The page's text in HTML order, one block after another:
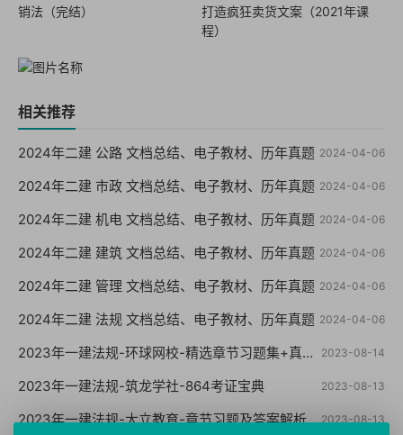
销法（完结）
打造疯狂卖货文案（2021年课
程）
相关推荐
2024-04-06
2024年二建 公路 文档总结、电子教材、历年真题
2024-04-06
2024年二建 市政 文档总结、电子教材、历年真题
2024-04-06
2024年二建 机电 文档总结、电子教材、历年真题
2024-04-06
2024年二建 建筑 文档总结、电子教材、历年真题
2024-04-06
2024年二建 管理 文档总结、电子教材、历年真题
2024-04-06
2024年二建 法规 文档总结、电子教材、历年真题
2023-08-14
2023年一建法规-环球网校-精选章节习题集+真题+模拟
2023-08-13
2023年一建法规-筑龙学社-864考证宝典
2023-08-13
2023年一建法规-大立教育-章节习题及答案解析【重点推荐】